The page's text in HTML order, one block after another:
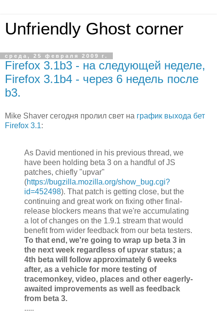
Unfriendly Ghost corner
среда, 25 февраля 2009 г.
Firefox 3.1b3 - на следующей неделе,
Firefox 3.1b4 - через 6 недель после
b3.
Mike Shaver сегодня пролил свет на график выхода бет
Firefox 3.1:
As David mentioned in his previous thread, we
have been holding beta 3 on a handful of JS
patches, chiefly "upvar"
(https://bugzilla.mozilla.org/show_bug.cgi?
id=452498). That patch is getting close, but the
continuing and great work on fixing other final-
release blockers means that we're accumulating
a lot of changes on the 1.9.1 stream that would
benefit from wider feedback from our beta testers.
To that end, we're going to wrap up beta 3 in
the next week regardless of upvar status; a
4th beta will follow approximately 6 weeks
after, as a vehicle for more testing of
tracemonkey, video, places and other eagerly-
awaited improvements as well as feedback
from beta 3.
.....